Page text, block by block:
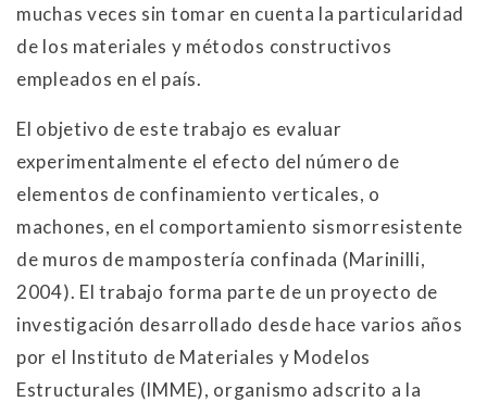
muchas veces sin tomar en cuenta la particularidad
de los materiales y métodos constructivos
empleados en el país.
El objetivo de este trabajo es evaluar
experimentalmente el efecto del número de
elementos de confinamiento verticales, o
machones, en el comportamiento sismorresistente
de muros de mampostería confinada (Marinilli,
2004). El trabajo forma parte de un proyecto de
investigación desarrollado desde hace varios años
por el Instituto de Materiales y Modelos
Estructurales (IMME), organismo adscrito a la